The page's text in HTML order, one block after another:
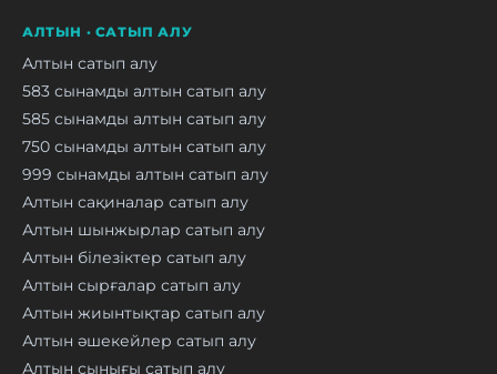
АЛТЫН · САТЫП АЛУ
Алтын сатып алу
583 сынамды алтын сатып алу
585 сынамды алтын сатып алу
750 сынамды алтын сатып алу
999 сынамды алтын сатып алу
Алтын сақиналар сатып алу
Алтын шынжырлар сатып алу
Алтын білезіктер сатып алу
Алтын сырғалар сатып алу
Алтын жиынтықтар сатып алу
Алтын әшекейлер сатып алу
Алтын сынығы сатып алу